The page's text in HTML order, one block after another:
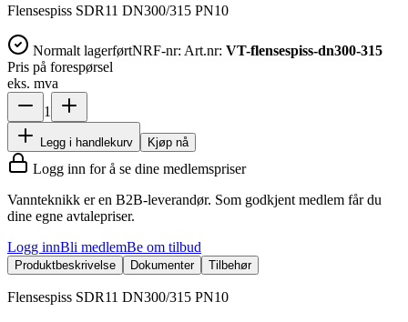
Flensespiss SDR11 DN300/315 PN10
Normalt lagerførtNRF-nr: Art.nr: VT-flensespiss-dn300-315
Pris på forespørsel
eks. mva
1
Legg i handlekurv Kjøp nå
Logg inn for å se dine medlemspriser
Vannteknikk er en B2B-leverandør. Som godkjent medlem får du
dine egne avtalepriser.
Logg innBli medlemBe om tilbud
Produktbeskrivelse Dokumenter Tilbehør
Flensespiss SDR11 DN300/315 PN10